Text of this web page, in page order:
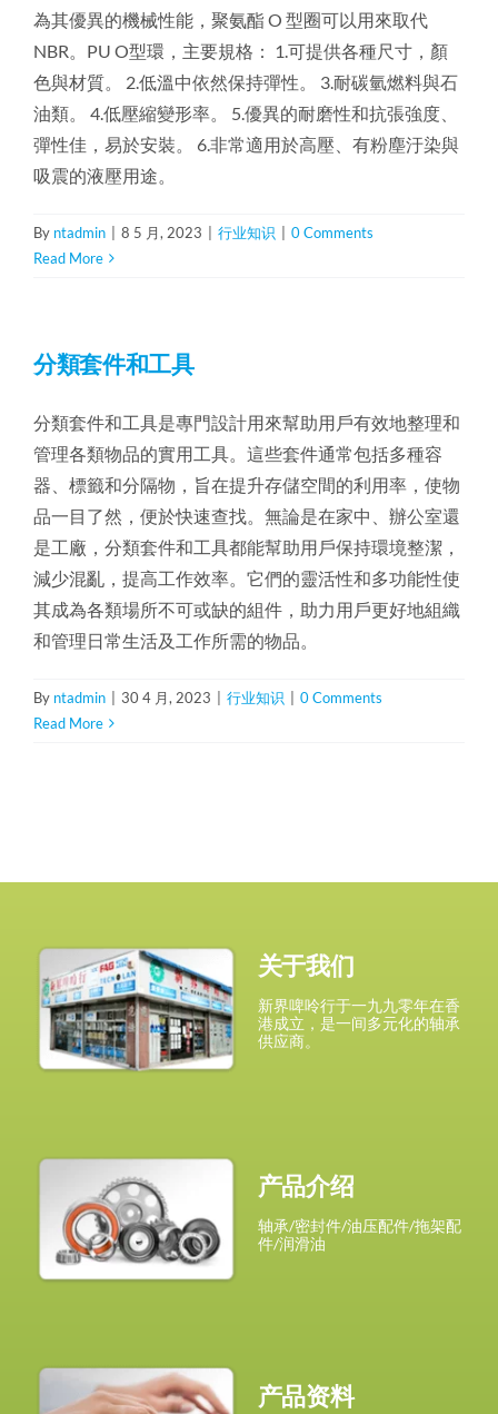
為其優異的機械性能，聚氨酯 O 型圈可以用來取代
NBR。PU O型環，主要規格： 1.可提供各種尺寸，顏
色與材質。 2.低溫中依然保持彈性。 3.耐碳氫燃料與石
油類。 4.低壓縮變形率。 5.優異的耐磨性和抗張強度、
彈性佳，易於安裝。 6.非常適用於高壓、有粉塵汙染與
吸震的液壓用途。
By ntadmin 8 5 月, 2023 行业知识
0 Comments
Read More
分類套件和工具
分類套件和工具是專門設計用來幫助用戶有效地整理和
管理各類物品的實用工具。這些套件通常包括多種容
器、標籤和分隔物，旨在提升存儲空間的利用率，使物
品一目了然，便於快速查找。無論是在家中、辦公室還
是工廠，分類套件和工具都能幫助用戶保持環境整潔，
減少混亂，提高工作效率。它們的靈活性和多功能性使
其成為各類場所不可或缺的組件，助力用戶更好地組織
和管理日常生活及工作所需的物品。
By ntadmin 30 4 月, 2023 行业知识
0 Comments
Read More
关于我们
新界啤呤行于一九九零年在香
港成立，是一间多元化的轴承
供应商。
产品介绍
轴承/密封件/油压配件/拖架配
件/润滑油
产品资料